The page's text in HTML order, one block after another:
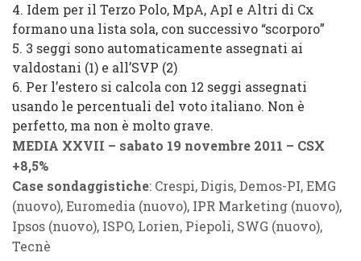
4. Idem per il Terzo Polo, MpA, ApI e Altri di Cx
formano una lista sola, con successivo “scorporo”
5. 3 seggi sono automaticamente assegnati ai
valdostani (1) e all’SVP (2)
6. Per l’estero si calcola con 12 seggi assegnati
usando le percentuali del voto italiano. Non è
perfetto, ma non è molto grave.
MEDIA XXVII – sabato 19 novembre 2011 – CSX
+8,5%
Case sondaggistiche: Crespi, Digis, Demos-PI, EMG
(nuovo), Euromedia (nuovo), IPR Marketing (nuovo),
Ipsos (nuovo), ISPO, Lorien, Piepoli, SWG (nuovo),
Tecnè